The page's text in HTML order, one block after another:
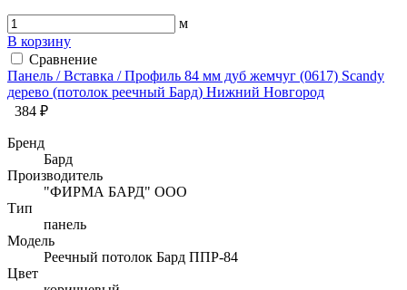
м
В корзину
Сравнение
Панель / Вставка / Профиль 84 мм дуб жемчуг (0617) Sсandy
дерево (потолок реечный Бард) Нижний Новгород
384 ₽
Бренд
Бард
Производитель
"ФИРМА БАРД" ООО
Тип
панель
Модель
Реечный потолок Бард ППР-84
Цвет